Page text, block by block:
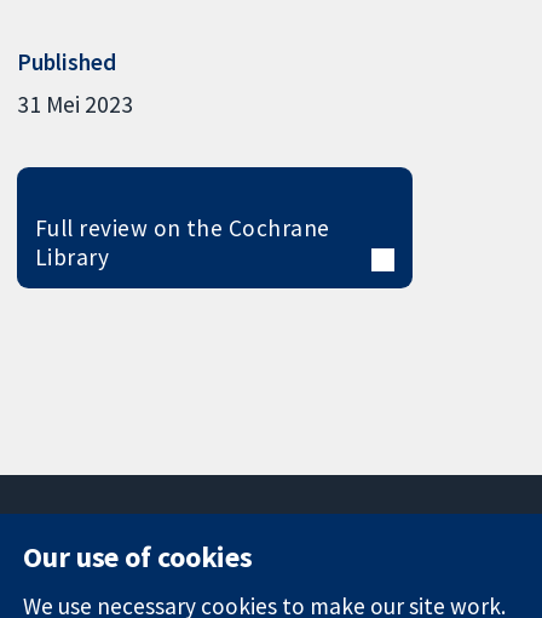
Published
31 Mei 2023
Full review on the Cochrane
Library
Square
News
Our use of cookies
We use necessary cookies to make our site work.